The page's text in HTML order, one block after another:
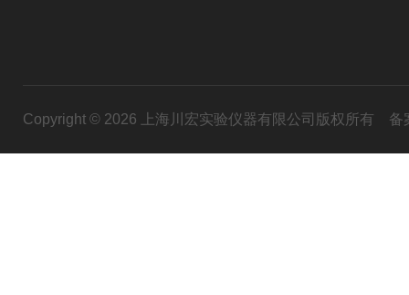
Copyright © 2026 上海川宏实验仪器有限公司版权所有 备